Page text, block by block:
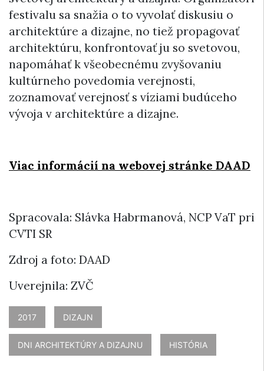
festivalu sa snažia o to vyvolať diskusiu o
architektúre a dizajne, no tiež propagovať
architektúru, konfrontovať ju so svetovou,
napomáhať k všeobecnému zvyšovaniu
kultúrneho povedomia verejnosti,
zoznamovať verejnosť s víziami budúceho
vývoja v architektúre a dizajne.
Viac informácií na webovej stránke DAAD
Spracovala: Slávka Habrmanová, NCP VaT pri
CVTI SR
Zdroj a foto: DAAD
Uverejnila: ZVČ
2017 DIZAJN
DNI ARCHITEKTÚRY A DIZAJNU HISTÓRIA